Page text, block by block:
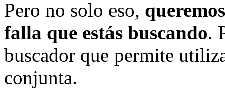
Pero no solo eso,
falla que estás buscando.
buscador que permite
conjunta.